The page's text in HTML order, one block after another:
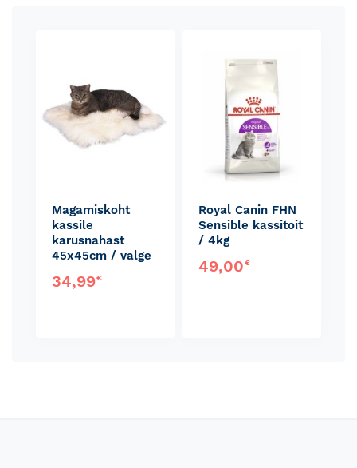
Magamiskoht
kassile
karusnahast
45x45cm / valge
34,99€
Royal Canin FHN
Sensible kassitoit
/ 4kg
49,00€